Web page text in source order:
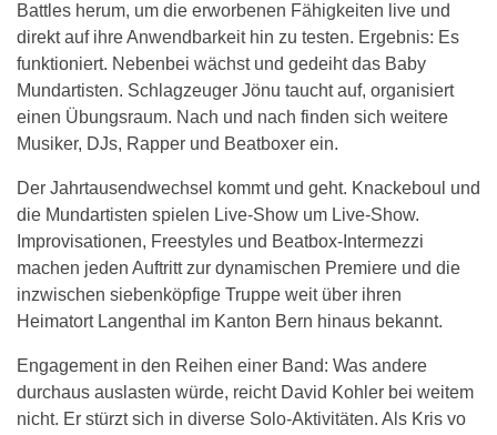
Battles herum, um die erworbenen Fähigkeiten live und
direkt auf ihre Anwendbarkeit hin zu testen. Ergebnis: Es
funktioniert. Nebenbei wächst und gedeiht das Baby
Mundartisten. Schlagzeuger Jönu taucht auf, organisiert
einen Übungsraum. Nach und nach finden sich weitere
Musiker, DJs, Rapper und Beatboxer ein.
Der Jahrtausendwechsel kommt und geht. Knackeboul und
die Mundartisten spielen Live-Show um Live-Show.
Improvisationen, Freestyles und Beatbox-Intermezzi
machen jeden Auftritt zur dynamischen Premiere und die
inzwischen siebenköpfige Truppe weit über ihren
Heimatort Langenthal im Kanton Bern hinaus bekannt.
Engagement in den Reihen einer Band: Was andere
durchaus auslasten würde, reicht David Kohler bei weitem
nicht. Er stürzt sich in diverse Solo-Aktivitäten. Als Kris vo